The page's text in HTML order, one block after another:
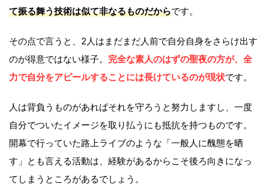
て振る舞う技術は似て非なるものだからです。
その点で言うと、2人はまだまだ人前で自分自身をさらけ出す
のが得意ではない様子。 完全な素人のはずの聖夜の方が、全
力で自分をアピールすることには長けているのが現状です。
人は背負うものがあればそれを守ろうと努力しますし、一度
自分でついたイメージを取り払うにも抵抗を持つものです。
開幕で行っていた路上ライブのような「一般人に醜態を晒
す」とも言える活動は、経験があるからこそ後ろ向きになっ
てしまうところがあるでしょう。